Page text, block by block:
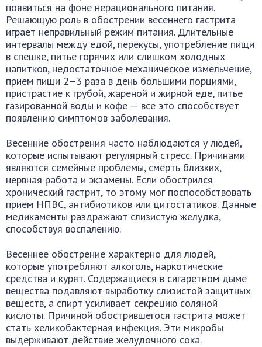
появиться на фоне нерационального питания.
Решающую роль в обострении весеннего гастрита
играет неправильный режим питания. Длительные
интервалы между едой, перекусы, употребление пищи
в спешке, питье горячих или слишком холодных
напитков, недостаточное механическое измельчение,
прием пищи 2–3 раза в день большими порциями,
пристрастие к грубой, жареной и жирной еде, питье
газированной воды и кофе — все это способствует
появлению симптомов заболевания.
Весенние обострения часто наблюдаются у людей,
которые испытывают регулярный стресс. Причинами
являются семейные проблемы, смерть близких,
нервная работа и экзамены. Если обострился
хронический гастрит, то этому мог поспособствовать
прием НПВС, антибиотиков или цитостатиков. Данные
медикаменты раздражают слизистую желудка,
способствуя воспалению.
Весеннее обострение характерно для людей,
которые употребляют алкоголь, наркотические
средства и курят. Содержащиеся в сигаретном дыме
вещества подавляют выработку слизистой защитных
веществ, а спирт усиливает секрецию соляной
кислоты. Причиной обострившегося гастрита может
стать хеликобактерная инфекция. Эти микробы
выдерживают действие желудочного сока.